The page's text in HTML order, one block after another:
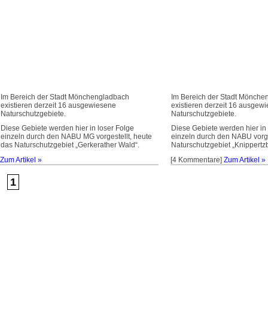
Im Bereich der Stadt Mönchengladbach
existieren derzeit 16 ausgewiesene
Naturschutzgebiete.
Diese Gebiete werden hier in loser Folge
einzeln durch den NABU MG vorgestellt, heute
das Naturschutzgebiet „Gerkerather Wald“.
Zum Artikel »
Im Bereich der Stadt
existieren derzeit 16
Naturschutzgebiete.
Diese Gebiete werden hier
einzeln durch den NABU
Naturschutzgebiet
[4 Kommentare] Zum Artikel »
1